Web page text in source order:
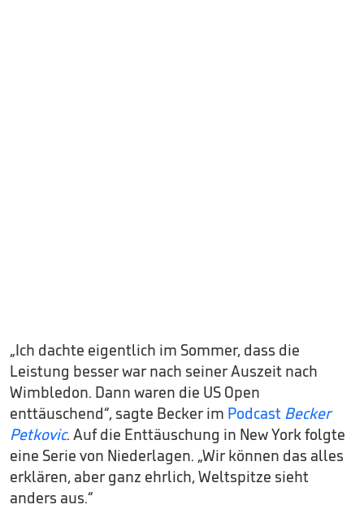
„Ich dachte eigentlich im Sommer, dass die
Leistung besser war nach seiner Auszeit nach
Wimbledon. Dann waren die US Open
enttäuschend“, sagte Becker im Podcast Becker
Petkovic. Auf die Enttäuschung in New York folgte
eine Serie von Niederlagen. „Wir können das alles
erklären, aber ganz ehrlich, Weltspitze sieht
anders aus.“